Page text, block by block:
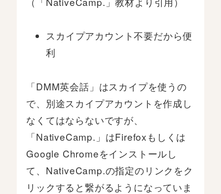
スカイプアカウント不要だから便
利
「DMM英会話」はスカイプを使うの
で、別途スカイプアカウントを作成し
なくてはならないですが、
「NativeCamp.」はFirefoxもしくは
Google Chromeをインストールし
て、NativeCamp.の指定のリンクをク
リックすると繋がるようになっていま